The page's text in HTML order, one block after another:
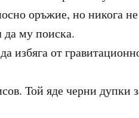
оръжие, но никога
му поиска.
избяга от
Той яде черни дупки